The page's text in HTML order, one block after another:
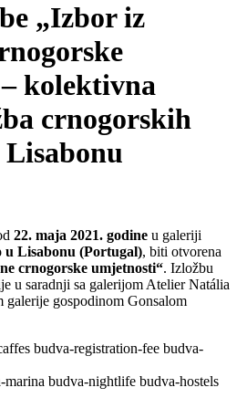
„Izbor iz
kolektivna
crnogorskih
22. maja 2021. godine u galeriji
u Lisabonu (Portugal), biti otvorena
crnogorske umjetnosti“. Izložbu
u saradnji sa galerijom Atelier Natália
gospodinom Gonsalom